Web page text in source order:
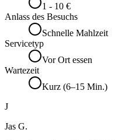
1 - 10 €
Anlass des Besuchs
Schnelle Mahlzeit
Servicetyp
Vor Ort essen
Wartezeit
Kurz (6–15 Min.)
J
Jas G.